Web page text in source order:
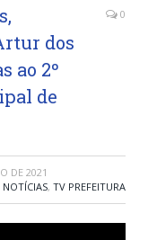
dos
ao 2º
de
0
DE 2021
NOTÍCIAS, TV PREFEITURA